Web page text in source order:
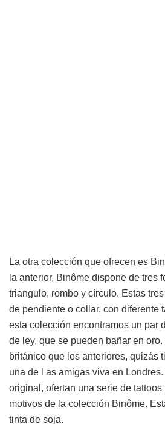
La otra colección que ofrecen es
la anterior, Binôme dispone de tres
triangulo, rombo y círculo. Estas
de pendiente o collar, con diferente
esta colección encontramos un par
de ley, que se pueden bañar en
británico que los anteriores, quizás
una de l as amigas viva en
original, ofertan una serie de tattoos
motivos de la colección Binôme.
tinta de soja.